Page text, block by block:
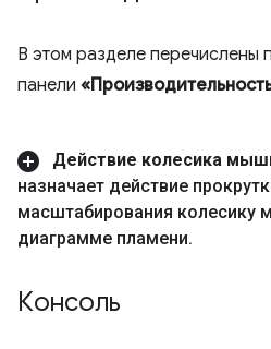
В этом разделе перечислены
панели
Действие колесика
назначает действие
масштабирования колесику
диаграмме пламени.
Консоль